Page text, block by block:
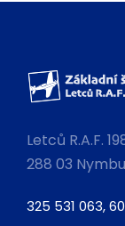
Letců R.A.F.
288 03
325 531 063,